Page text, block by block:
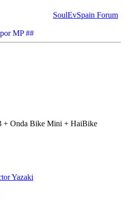
SoulEvSpain Forum
MP ##
+ Onda Bike Mini + HaiBike
Yazaki